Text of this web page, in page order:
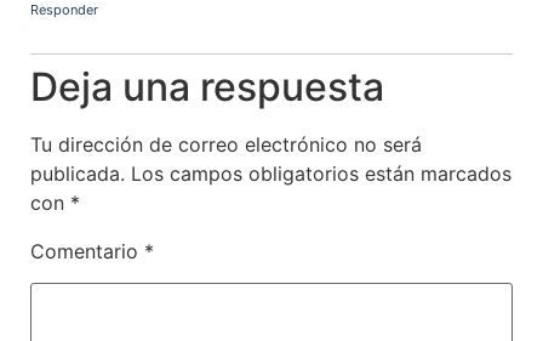
Responder
Deja una respuesta
Tu dirección de correo electrónico no será
publicada. Los campos obligatorios están marcados
con *
Comentario *